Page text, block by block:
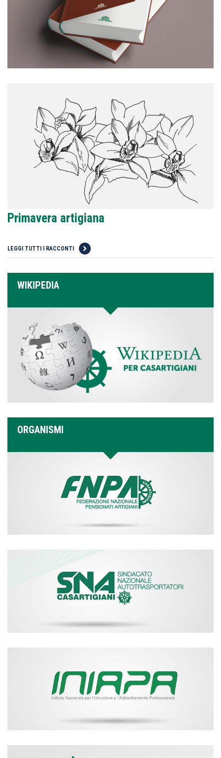
Primavera artigiana
LEGGI TUTTI I RACCONTI
WIKIPEDIA
ORGANISMI